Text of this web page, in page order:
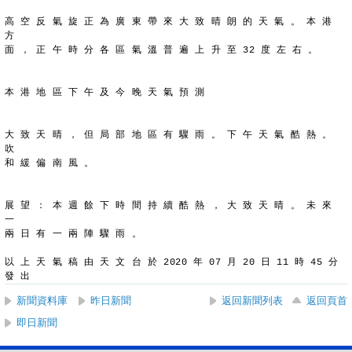
高 空 反 氣 旋 正 為 廣 東 帶 來 大 致 晴 朗 的 天 氣 。 本 港
方
面 ， 正 午 時 分 各 區 氣 溫 普 遍 上 升 至 32 度 左 右 。
本 港 地 區 下 午 及 今 晚 天 氣 預 測
大 致 天 晴 ， 但 局 部 地 區 有 驟 雨 。 下 午 天 氣 酷 熱 。
吹
和 緩 偏 南 風 。
展 望 ： 本 週 餘 下 時 間 持 續 酷 熱 ， 大 致 天 晴 。 未 來
一
兩 日 有 一 兩 陣 驟 雨 。
以 上 天 氣 稿 由 天 文 台 於 2020 年 07 月 20 日 11 時 45 分
發 出
新聞資料庫 昨日新聞 返回新聞列表
返回頁首
即日新聞